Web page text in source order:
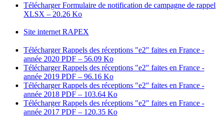
Télécharger Formulaire de notification de campagne de rappel
XLSX – 20.26 Ko
Site internet RAPEX
Télécharger Rappels des réceptions "e2" faites en France -
année 2020 PDF – 56.09 Ko
Télécharger Rappels des réceptions "e2" faites en France -
année 2019 PDF – 96.16 Ko
Télécharger Rappels des réceptions "e2" faites en France -
année 2018 PDF – 103.64 Ko
Télécharger Rappels des réceptions "e2" faites en France -
année 2017 PDF – 120.35 Ko